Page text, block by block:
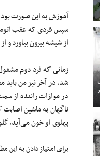
آموزش به این صورت
سپس فردی که عقب
از شیشه بیرون بیاورد
زمانی که فرد دوم
شد، در آخر نیز من باید
در موازات راننده از
ناگهان به ماشین
پهلوی او خون می‌آید،
برای امتیاز دادن به